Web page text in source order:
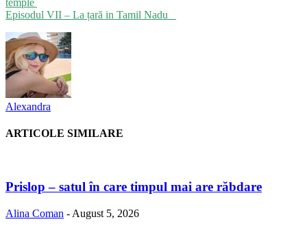
Episodul VII – La țară in Tamil Nadu
Alexandra
ARTICOLE SIMILARE
Prislop – satul în care timpul mai are răbdare
Alina Coman - August 5, 2026